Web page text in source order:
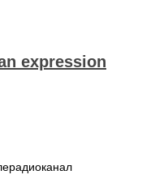
expression